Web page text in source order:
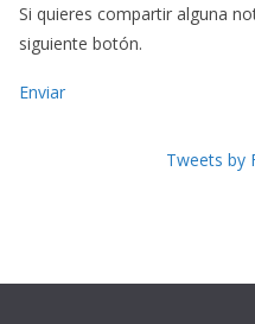
Si quieres compartir alguna
siguiente botón.
Enviar
Tweets by